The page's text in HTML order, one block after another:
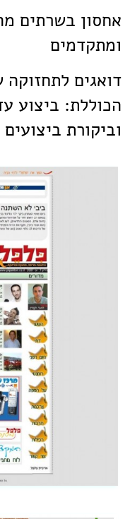
אחסון בשרתים
ומתקדמים
דואגים
הכוללת: ביצוע
וביקורת ביצועים